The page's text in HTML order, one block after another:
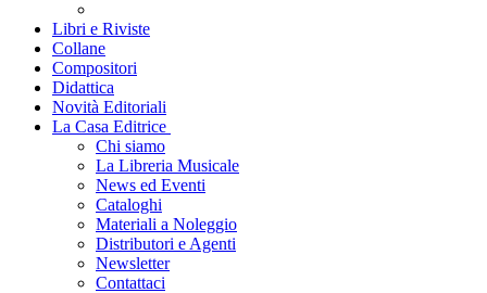
Libri e Riviste
Collane
Compositori
Didattica
Novità Editoriali
La Casa Editrice
Chi siamo
La Libreria Musicale
News ed Eventi
Cataloghi
Materiali a Noleggio
Distributori e Agenti
Newsletter
Contattaci